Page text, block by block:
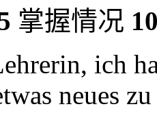
掌握情况
ich
neues